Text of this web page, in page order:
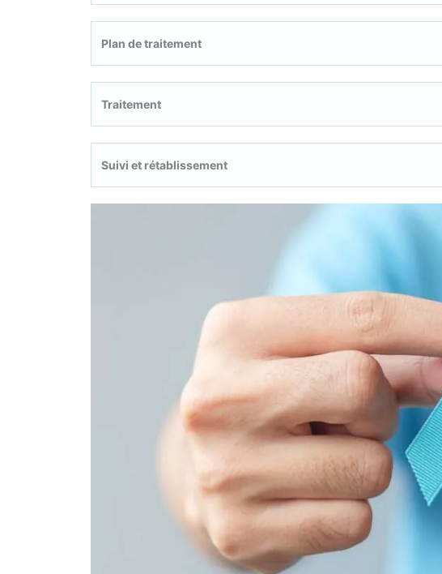
Plan de traitement
Traitement
Suivi et rétablissement